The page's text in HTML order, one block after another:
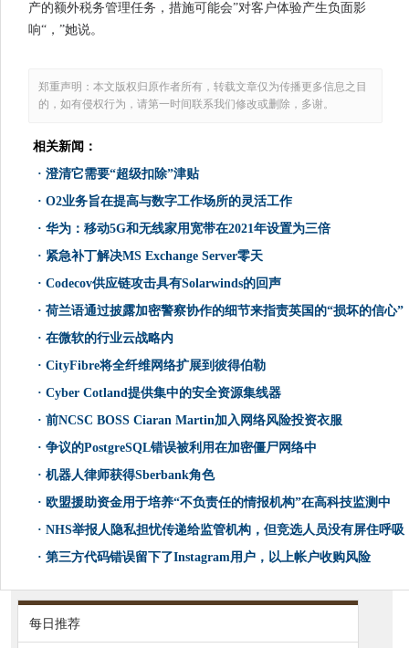
产的额外税务管理任务，措施可能会”对客户体验产生负面影
响“，”她说。
郑重声明：本文版权归原作者所有，转载文章仅为传播更多信息之目
的，如有侵权行为，请第一时间联系我们修改或删除，多谢。
相关新闻：
· 澄清它需要“超级扣除”津贴
· O2业务旨在提高与数字工作场所的灵活工作
· 华为：移动5G和无线家用宽带在2021年设置为三倍
· 紧急补丁解决MS Exchange Server零天
· Codecov供应链攻击具有Solarwinds的回声
· 荷兰语通过披露加密警察协作的细节来指责英国的“损坏的信心”
· 在微软的行业云战略内
· CityFibre将全纤维网络扩展到彼得伯勒
· Cyber​​ Cotland提供集中的安全资源集线器
· 前NCSC BOSS Ciaran Martin加入网络风险投资衣服
· 争议的PostgreSQL错误被利用在加密僵尸网络中
· 机器人律师获得Sberbank角色
· 欧盟援助资金用于培养“不负责任的情报机构”在高科技监测中
· NHS举报人隐私担忧传递给监管机构，但竞选人员没有屏住呼吸
· 第三方代码错误留下了Instagram用户，以上帐户收购风险
每日推荐